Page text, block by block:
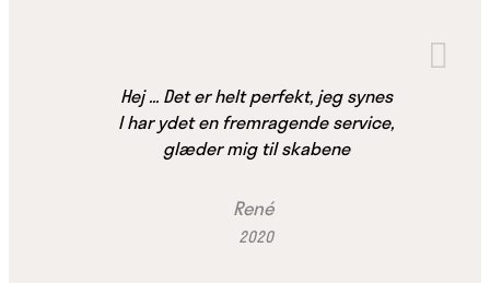
Hej ... Det er helt perfekt, jeg synes
I har ydet en fremragende service,
glæder mig til skabene
René
2020